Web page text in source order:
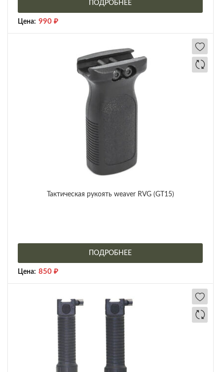
ПОДРОБНЕЕ
Цена: 990 ₽
Тактическая рукоять weaver RVG (GT15)
ПОДРОБНЕЕ
Цена: 850 ₽